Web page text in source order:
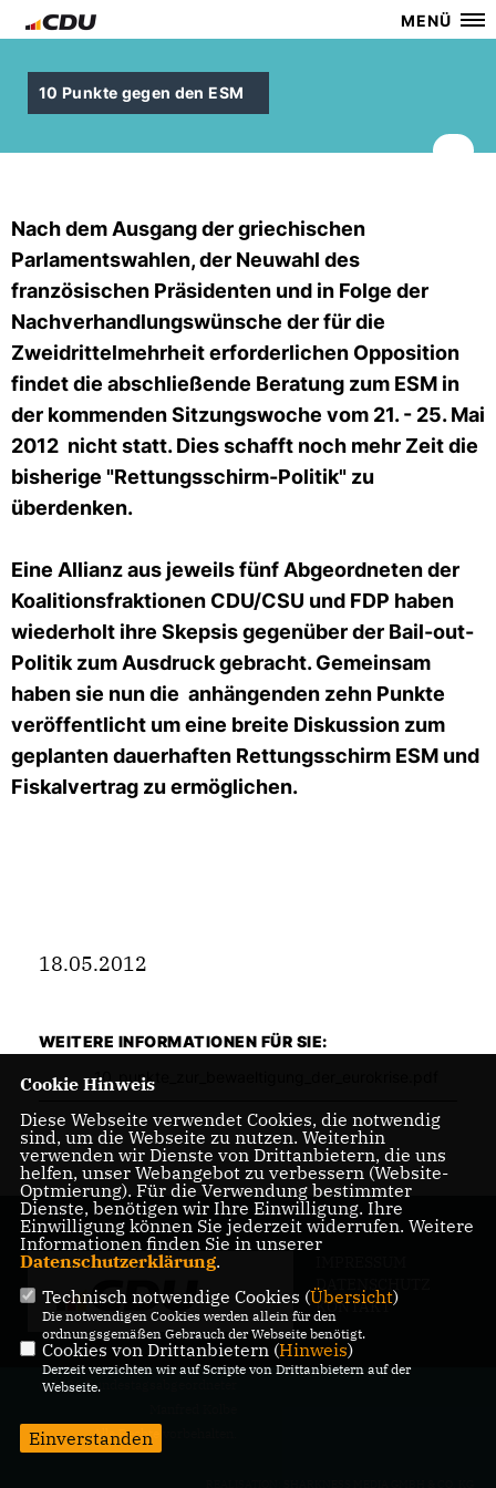
MENÜ
10 Punkte gegen den ESM
Nach dem Ausgang der griechischen
Parlamentswahlen, der Neuwahl des
französischen Präsidenten und in Folge der
Nachverhandlungswünsche der für die
Zweidrittelmehrheit erforderlichen Opposition
findet die abschließende Beratung zum ESM in
der kommenden Sitzungswoche vom 21. - 25. Mai
2012 nicht statt. Dies schafft noch mehr Zeit die
bisherige "Rettungsschirm-Politik" zu
überdenken.
Eine Allianz aus jeweils fünf Abgeordneten der
Koalitionsfraktionen CDU/CSU und FDP haben
wiederholt ihre Skepsis gegenüber der Bail-out-
Politik zum Ausdruck gebracht. Gemeinsam
haben sie nun die anhängenden zehn Punkte
veröffentlicht um eine breite Diskussion zum
geplanten dauerhaften Rettungsschirm ESM und
Fiskalvertrag zu ermöglichen.
18.05.2012
WEITERE INFORMATIONEN FÜR SIE:
10_punkte_zur_bewaeltigung_der_eurokrise.pdf
DATENSCHUTZ
KONTAKT
@2026 Bundestagsabgeordneter
Alle Rechte vorbehalten.
Cookie Hinweis
Diese Webseite verwendet Cookies, die notwendig
sind, um die Webseite zu nutzen. Weiterhin
verwenden wir Dienste von Drittanbietern, die uns
helfen, unser Webangebot zu verbessern (Website-
Optmierung). Für die Verwendung bestimmter
Dienste, benötigen wir Ihre Einwilligung. Ihre
Einwilligung können Sie jederzeit widerrufen. Weitere
Informationen finden Sie in unserer
Datenschutzerklärung.
Technisch notwendige Cookies (Übersicht)
Die notwendigen Cookies werden allein für den
ordnungsgemäßen Gebrauch der Webseite benötigt.
Cookies von Drittanbietern (Hinweis)
Derzeit verzichten wir auf Scripte von Drittanbietern auf der
Webseite.
Einverstanden